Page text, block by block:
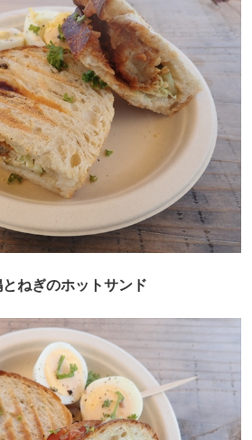
ねぎのホットサンド